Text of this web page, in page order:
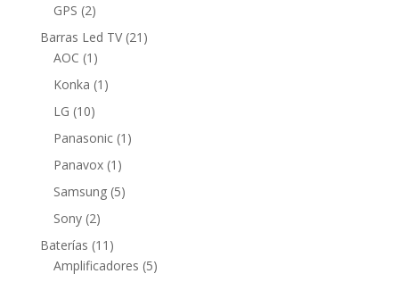
GPS 22
productos
Barras Led TV 21 21
AOC 1 1
producto
Konka 1 1
LG 1010
productos
Panasonic 1 1
Panavox 1 1
producto
Samsung 55
Sony 22
productos
Baterías 11 11
productos
Amplificadores 55